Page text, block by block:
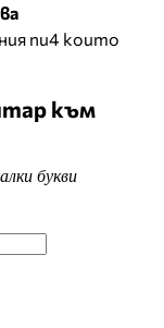
пи4 които
към
букви